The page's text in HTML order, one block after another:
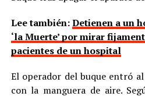
Lee también:Detienen a un
‘la Muerte’ por mirar
pacientes de un hospital
El operador del buque entró
con la manguera de aire.